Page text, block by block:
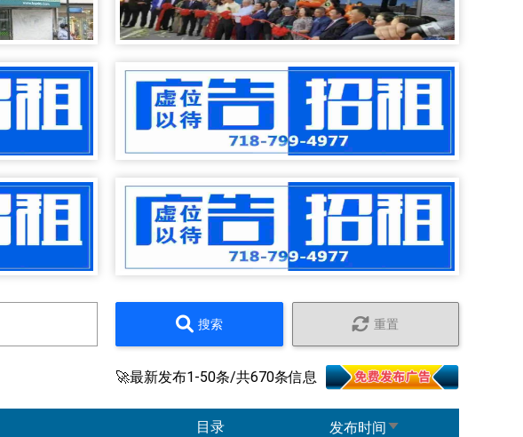
搜索 重置
🚀最新发布1-50条/共670条信息
目录 发布时间Sort ascending